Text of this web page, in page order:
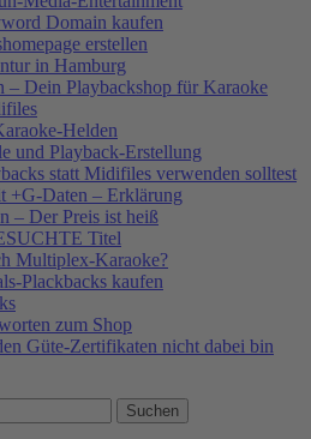
Domain kaufen
erstellen
in Hamburg
– Dein Playbackshop für Karaoke
Helden
und Playback-Erstellung
statt Midifiles verwenden solltest
+G-Daten – Erklärung
– Der Preis ist heiß
Titel
Multiplex-Karaoke?
Plackbacks kaufen
zum Shop
Güte-Zertifikaten nicht dabei bin